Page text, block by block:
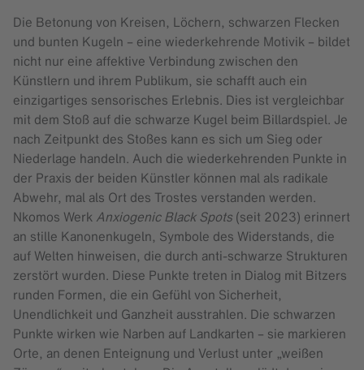
Die Betonung von Kreisen, Löchern, schwarzen Flecken
und bunten Kugeln – eine wiederkehrende Motivik – bildet
nicht nur eine affektive Verbindung zwischen den
Künstlern und ihrem Publikum, sie schafft auch ein
einzigartiges sensorisches Erlebnis. Dies ist vergleichbar
mit dem Stoß auf die schwarze Kugel beim Billardspiel. Je
nach Zeitpunkt des Stoßes kann es sich um Sieg oder
Niederlage handeln. Auch die wiederkehrenden Punkte in
der Praxis der beiden Künstler können mal als radikale
Abwehr, mal als Ort des Trostes verstanden werden.
Nkomos Werk Anxiogenic Black Spots (seit 2023) erinnert
an stille Kanonenkugeln, Symbole des Widerstands, die
auf Welten hinweisen, die durch anti-schwarze Strukturen
zerstört wurden. Diese Punkte treten in Dialog mit Bitzers
runden Formen, die ein Gefühl von Sicherheit,
Unendlichkeit und Ganzheit ausstrahlen. Die schwarzen
Punkte wirken wie Narben auf Landkarten – sie markieren
Orte, an denen Enteignung und Verlust unter „weißen